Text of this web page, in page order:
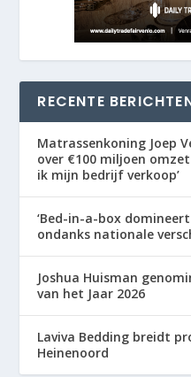
RECENTE
Matrassenkoning Joep
over €100 miljoen
ik mijn bedrijf verkoop’
‘Bed-in-a-box
ondanks nationale
Joshua Huisman
van het Jaar 2026
Laviva Bedding breidt
Heinenoord